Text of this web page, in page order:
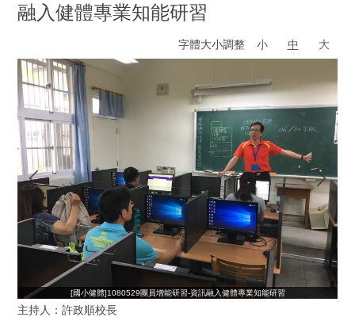
融入健體專業知能研習
字體大小調整 小 中 大
[國小健體]1080529團員增能研習-資訊融入健體專業知能研習
主持人：許政順校長